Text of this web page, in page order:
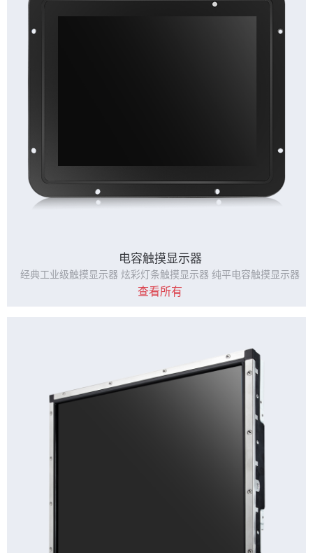
电容触摸显示器
经典工业级触摸显示器 炫彩灯条触摸显示器 纯平电容触摸显示器
查看所有